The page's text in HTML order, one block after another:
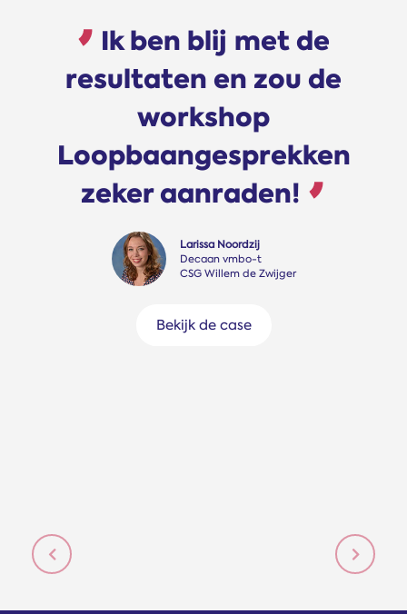
Ik ben blij met de
en zou de
workshop
aanraden!
Larissa Noordzij
Decaan vmbo-t
CSG Willem de Zwijger
Bekijk de case
met
Previous